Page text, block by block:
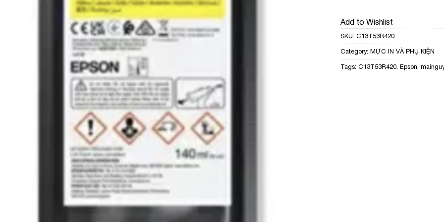
Add to Wishlist
SKU: C13T53R420
Category: MỰC IN VÀ PHỤ KIỆN
Tags: C13T53R420 Epson